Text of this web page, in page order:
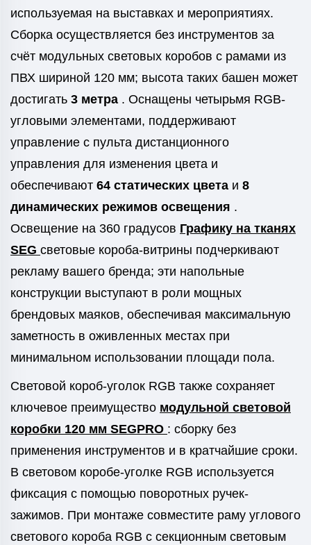
используемая на выставках и мероприятиях.
Сборка осуществляется без инструментов за
счёт модульных световых коробов с рамами из
ПВХ шириной 120 мм; высота таких башен может
достигать 3 метра . Оснащены четырьмя RGB-
угловыми элементами, поддерживают
управление с пульта дистанционного
управления для изменения цвета и
обеспечивают 64 статических цвета и 8
динамических режимов освещения .
Освещение на 360 градусов Графику на тканях
SEG световые короба-витрины подчеркивают
рекламу вашего бренда; эти напольные
конструкции выступают в роли мощных
брендовых маяков, обеспечивая максимальную
заметность в оживленных местах при
минимальном использовании площади пола.
Световой короб-уголок RGB также сохраняет
ключевое преимущество модульной световой
коробки 120 мм SEGPRO : сборку без
применения инструментов и в кратчайшие сроки.
В световом коробе-уголке RGB используется
фиксация с помощью поворотных ручек-
зажимов. При монтаже совместите раму углового
светового короба RGB с секционным световым